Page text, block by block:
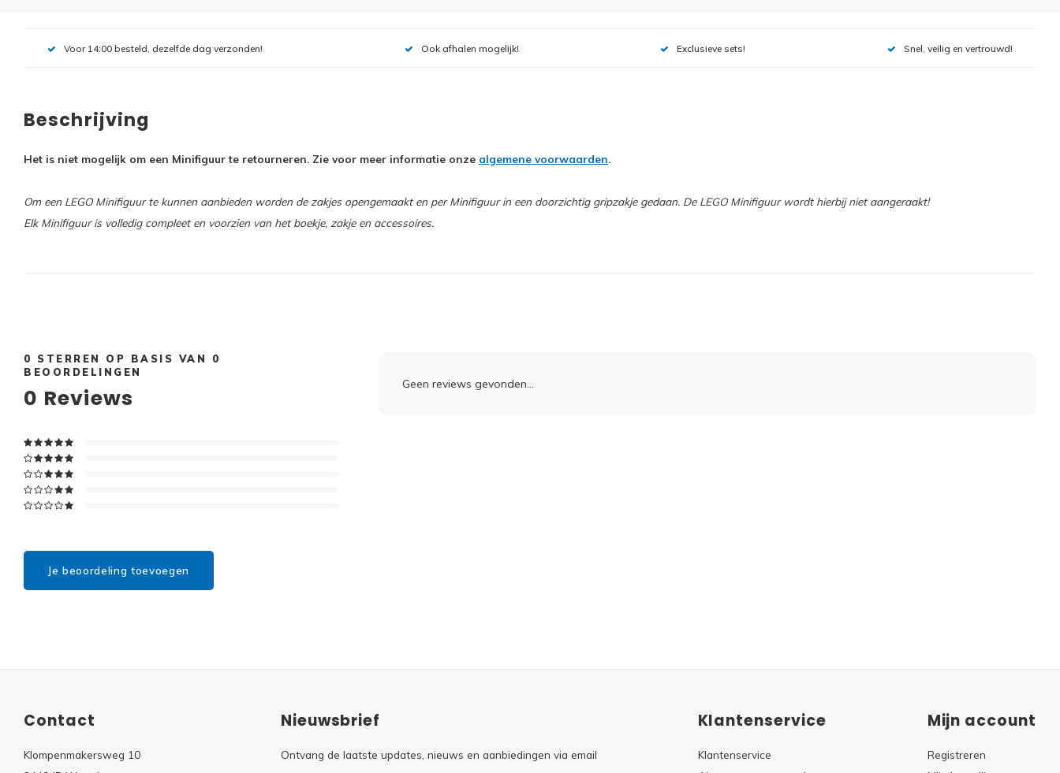
Voor 14:00 besteld, dezelfde dag verzonden! Ook afhalen mogelijk! Exclusieve sets! Snel, veilig en vertrouwd!
Beschrijving
Het is niet mogelijk om een Minifiguur te retourneren. Zie voor meer informatie onze algemene voorwaarden.
Om een LEGO Minifiguur te kunnen aanbieden worden de zakjes opengemaakt en per Minifiguur in een doorzichtig gripzakje gedaan. De LEGO Minifiguur wordt hierbij niet aangeraakt!
Elk Minifiguur is volledig compleet en voorzien van het boekje, zakje en accessoires.
0 STERREN OP BASIS VAN 0
BEOORDELINGEN
0 Reviews
Je beoordeling toevoegen
Geen reviews gevonden...
Contact
Klompenmakersweg 10
Nieuwsbrief
Ontvang de laatste updates, nieuws en aanbiedingen via email
Klantenservice
Klantenservice
Mijn account
Registreren